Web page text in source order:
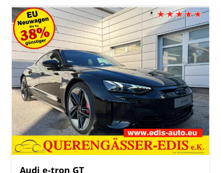
Audi e-tron GT